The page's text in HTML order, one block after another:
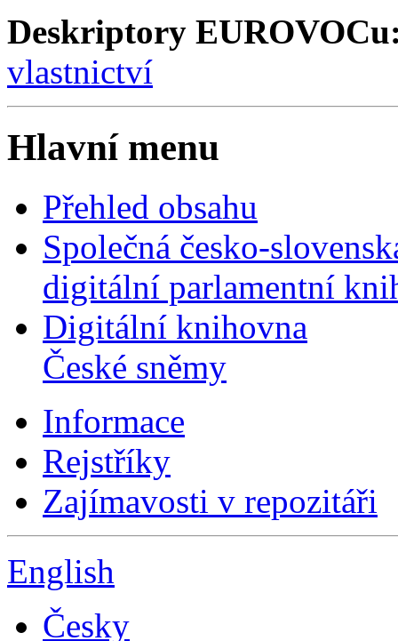
Deskriptory
vlastnictví
Hlavní menu
Přehled obsahu
Společná česko-
digitální parlamentní
Digitální knihovna
České sněmy
Informace
Rejstříky
Zajímavosti v repozitáři
English
Česky